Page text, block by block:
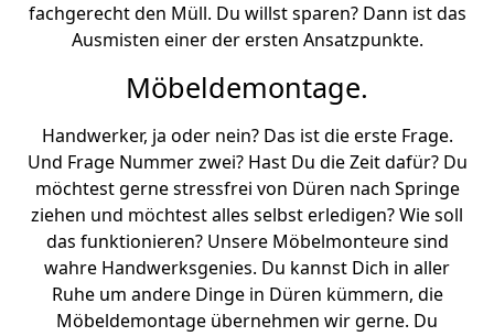
fachgerecht den Müll. Du willst sparen? Dann ist das
Ausmisten einer der ersten Ansatzpunkte.
Möbeldemontage.
Handwerker, ja oder nein? Das ist die erste Frage.
Und Frage Nummer zwei? Hast Du die Zeit dafür? Du
möchtest gerne stressfrei von Düren nach Springe
ziehen und möchtest alles selbst erledigen? Wie soll
das funktionieren? Unsere Möbelmonteure sind
wahre Handwerksgenies. Du kannst Dich in aller
Ruhe um andere Dinge in Düren kümmern, die
Möbeldemontage übernehmen wir gerne. Du